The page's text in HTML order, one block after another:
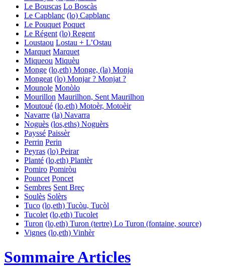
Le Bouscas Lo Boscàs
Le Capblanc (lo) Capblanc
Le Pouquet Poquet
Le Régent (lo) Regent
Loustaou Lostau + L’Ostau
Marquet Marquet
Miqueou Miquèu
Monge (lo,eth) Monge, (la) Monja
Mongeat (lo) Monjar ? Monjat ?
Mounole Monòlo
Mourillon Maurilhon, Sent Maurilhon
Moutoué (lo,eth) Motoèr, Motoèir
Navarre (la) Navarra
Noguès (los,eths) Noguèrs
Payssé Paissèr
Perrin Perin
Peyras (lo) Peirar
Planté (lo,eth) Plantèr
Pomiro Pomiròu
Pouncet Poncet
Sembres Sent Breç
Soulès Solèrs
Tuco (lo,eth) Tucòu, Tucòl
Tucolet (lo,eth) Tucolet
Turon (lo,eth) Turon (tertre) Lo Turon (fontaine, source)
Vignes (lo,eth) Vinhèr
Sommaire Articles